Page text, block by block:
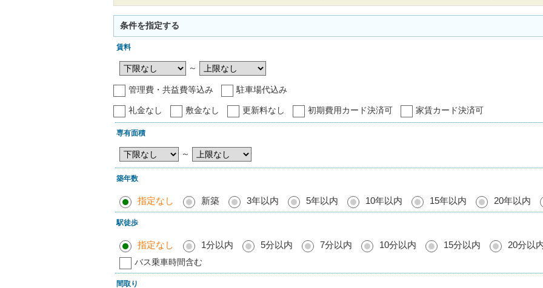
条件を指定する
賃料
～
管理費・共益費等込み 駐車場代込み
礼金なし 敷金なし 更新料なし 初期費用カード決済可 家賃カード決済可
専有面積
～
築年数
指定なし 新築 3年以内 5年以内 10年以内 15年以内 20年以内
駅徒歩
指定なし 1分以内 5分以内 7分以内 10分以内 15分以内 20分以
バス乗車時間含む
間取り